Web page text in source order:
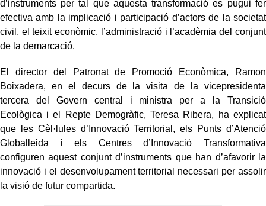
d’instruments per tal que aquesta transformació es pugui fer
efectiva amb la implicació i participació d’actors de la societat
civil, el teixit econòmic, l’administració i l’acadèmia del conjunt
de la demarcació.
El director del Patronat de Promoció Econòmica, Ramon
Boixadera, en el decurs de la visita de la vicepresidenta
tercera del Govern central i ministra per a la Transició
Ecològica i el Repte Demogràfic, Teresa Ribera, ha explicat
que les Cèl·lules d’Innovació Territorial, els Punts d’Atenció
Globalleida i els Centres d’Innovació Transformativa
configuren aquest conjunt d’instruments que han d’afavorir la
innovació i el desenvolupament territorial necessari per assolir
la visió de futur compartida.